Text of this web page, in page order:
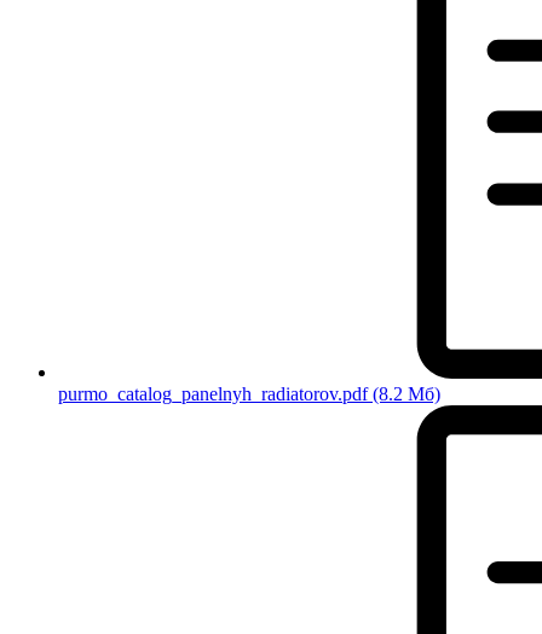
purmo_catalog_panelnyh_radiatorov.pdf(8.2 Мб)